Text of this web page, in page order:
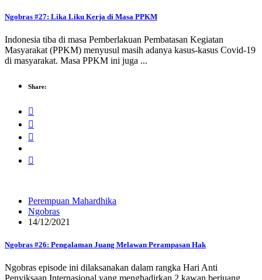
Ngobras #27: Lika Liku Kerja di Masa PPKM
Indonesia tiba di masa Pemberlakuan Pembatasan Kegiatan
Masyarakat (PPKM) menyusul masih adanya kasus-kasus Covid-19
di masyarakat. Masa PPKM ini juga ...
Share:
Perempuan Mahardhika
Ngobras
14/12/2021
Ngobras #26: Pengalaman Juang Melawan Perampasan Hak
Ngobras episode ini dilaksanakan dalam rangka Hari Anti